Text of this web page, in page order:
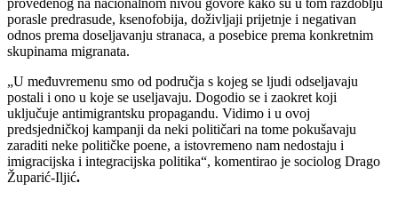
provedenog na nacionalnom nivou govore kako su u tom razdoblju
porasle predrasude, ksenofobija, doživljaji prijetnje i negativan
odnos prema doseljavanju stranaca, a posebice prema konkretnim
skupinama migranata.
„U međuvremenu smo od područja s kojeg se ljudi odseljavaju
postali i ono u koje se useljavaju. Dogodio se i zaokret koji
uključuje antimigrantsku propagandu. Vidimo i u ovoj
predsjedničkoj kampanji da neki političari na tome pokušavaju
zaraditi neke političke poene, a istovremeno nam nedostaju i
imigracijska i integracijska politika“, komentirao je sociolog Drago
Župarić-Iljić.